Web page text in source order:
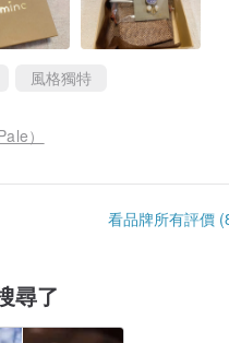
風格獨特
）
看品牌所有評價
尋了